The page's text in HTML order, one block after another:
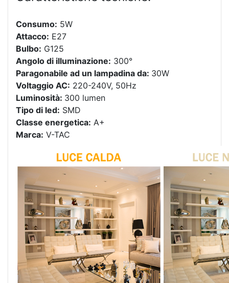
Consumo: 5W
Attacco: E27
Bulbo: G125
Angolo di illuminazione: 300°
Paragonabile ad un lampadina da: 30W
Voltaggio AC: 220-240V, 50Hz
Luminosità: 300 lumen
Tipo di led: SMD
Classe energetica: A+
Marca: V-TAC